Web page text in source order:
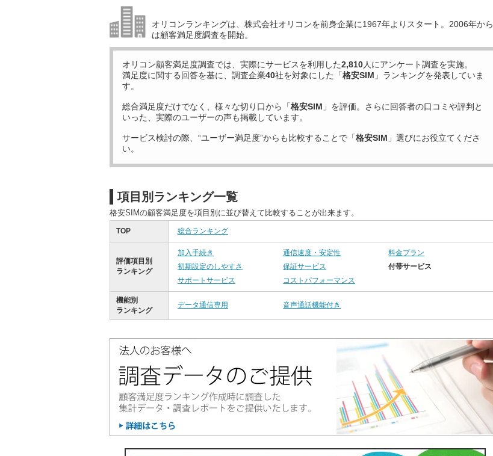
オリコンランキングは、株式会社オリコンを前身企業に1967年よりスタート。2006年から
は顧客満足度調査を開始。
オリコン顧客満足度調査では、実際にサービスを利用した2,810人にアンケート調査を実施。
満足度に関する回答を基に、調査企業40社を対象にした「格安SIM 」ランキングを発表していま
す。
総合満足度だけでなく、様々な切り口から「格安SIM 」を評価。さらに回答者の口コミや評判と
いった、実際のユーザーの声も掲載しています。
サービス検討の際、“ユーザー満足度”からも比較することで「格安SIM 」選びにお役立てくださ
い。
項目別ランキング一覧
格安SIMの顧客満足度を項目別に並び替えて比較することが出来ます。
TOP 総合ランキング
評価項目別
ランキング
加入手続き 通信速度・安定性
料金プラン
初期設定のしやすさ
保証サービス
付帯サービス
サポートサービス
コストパフォーマンス
機能別
ランキング
データ通信専用 音声通話機能付き